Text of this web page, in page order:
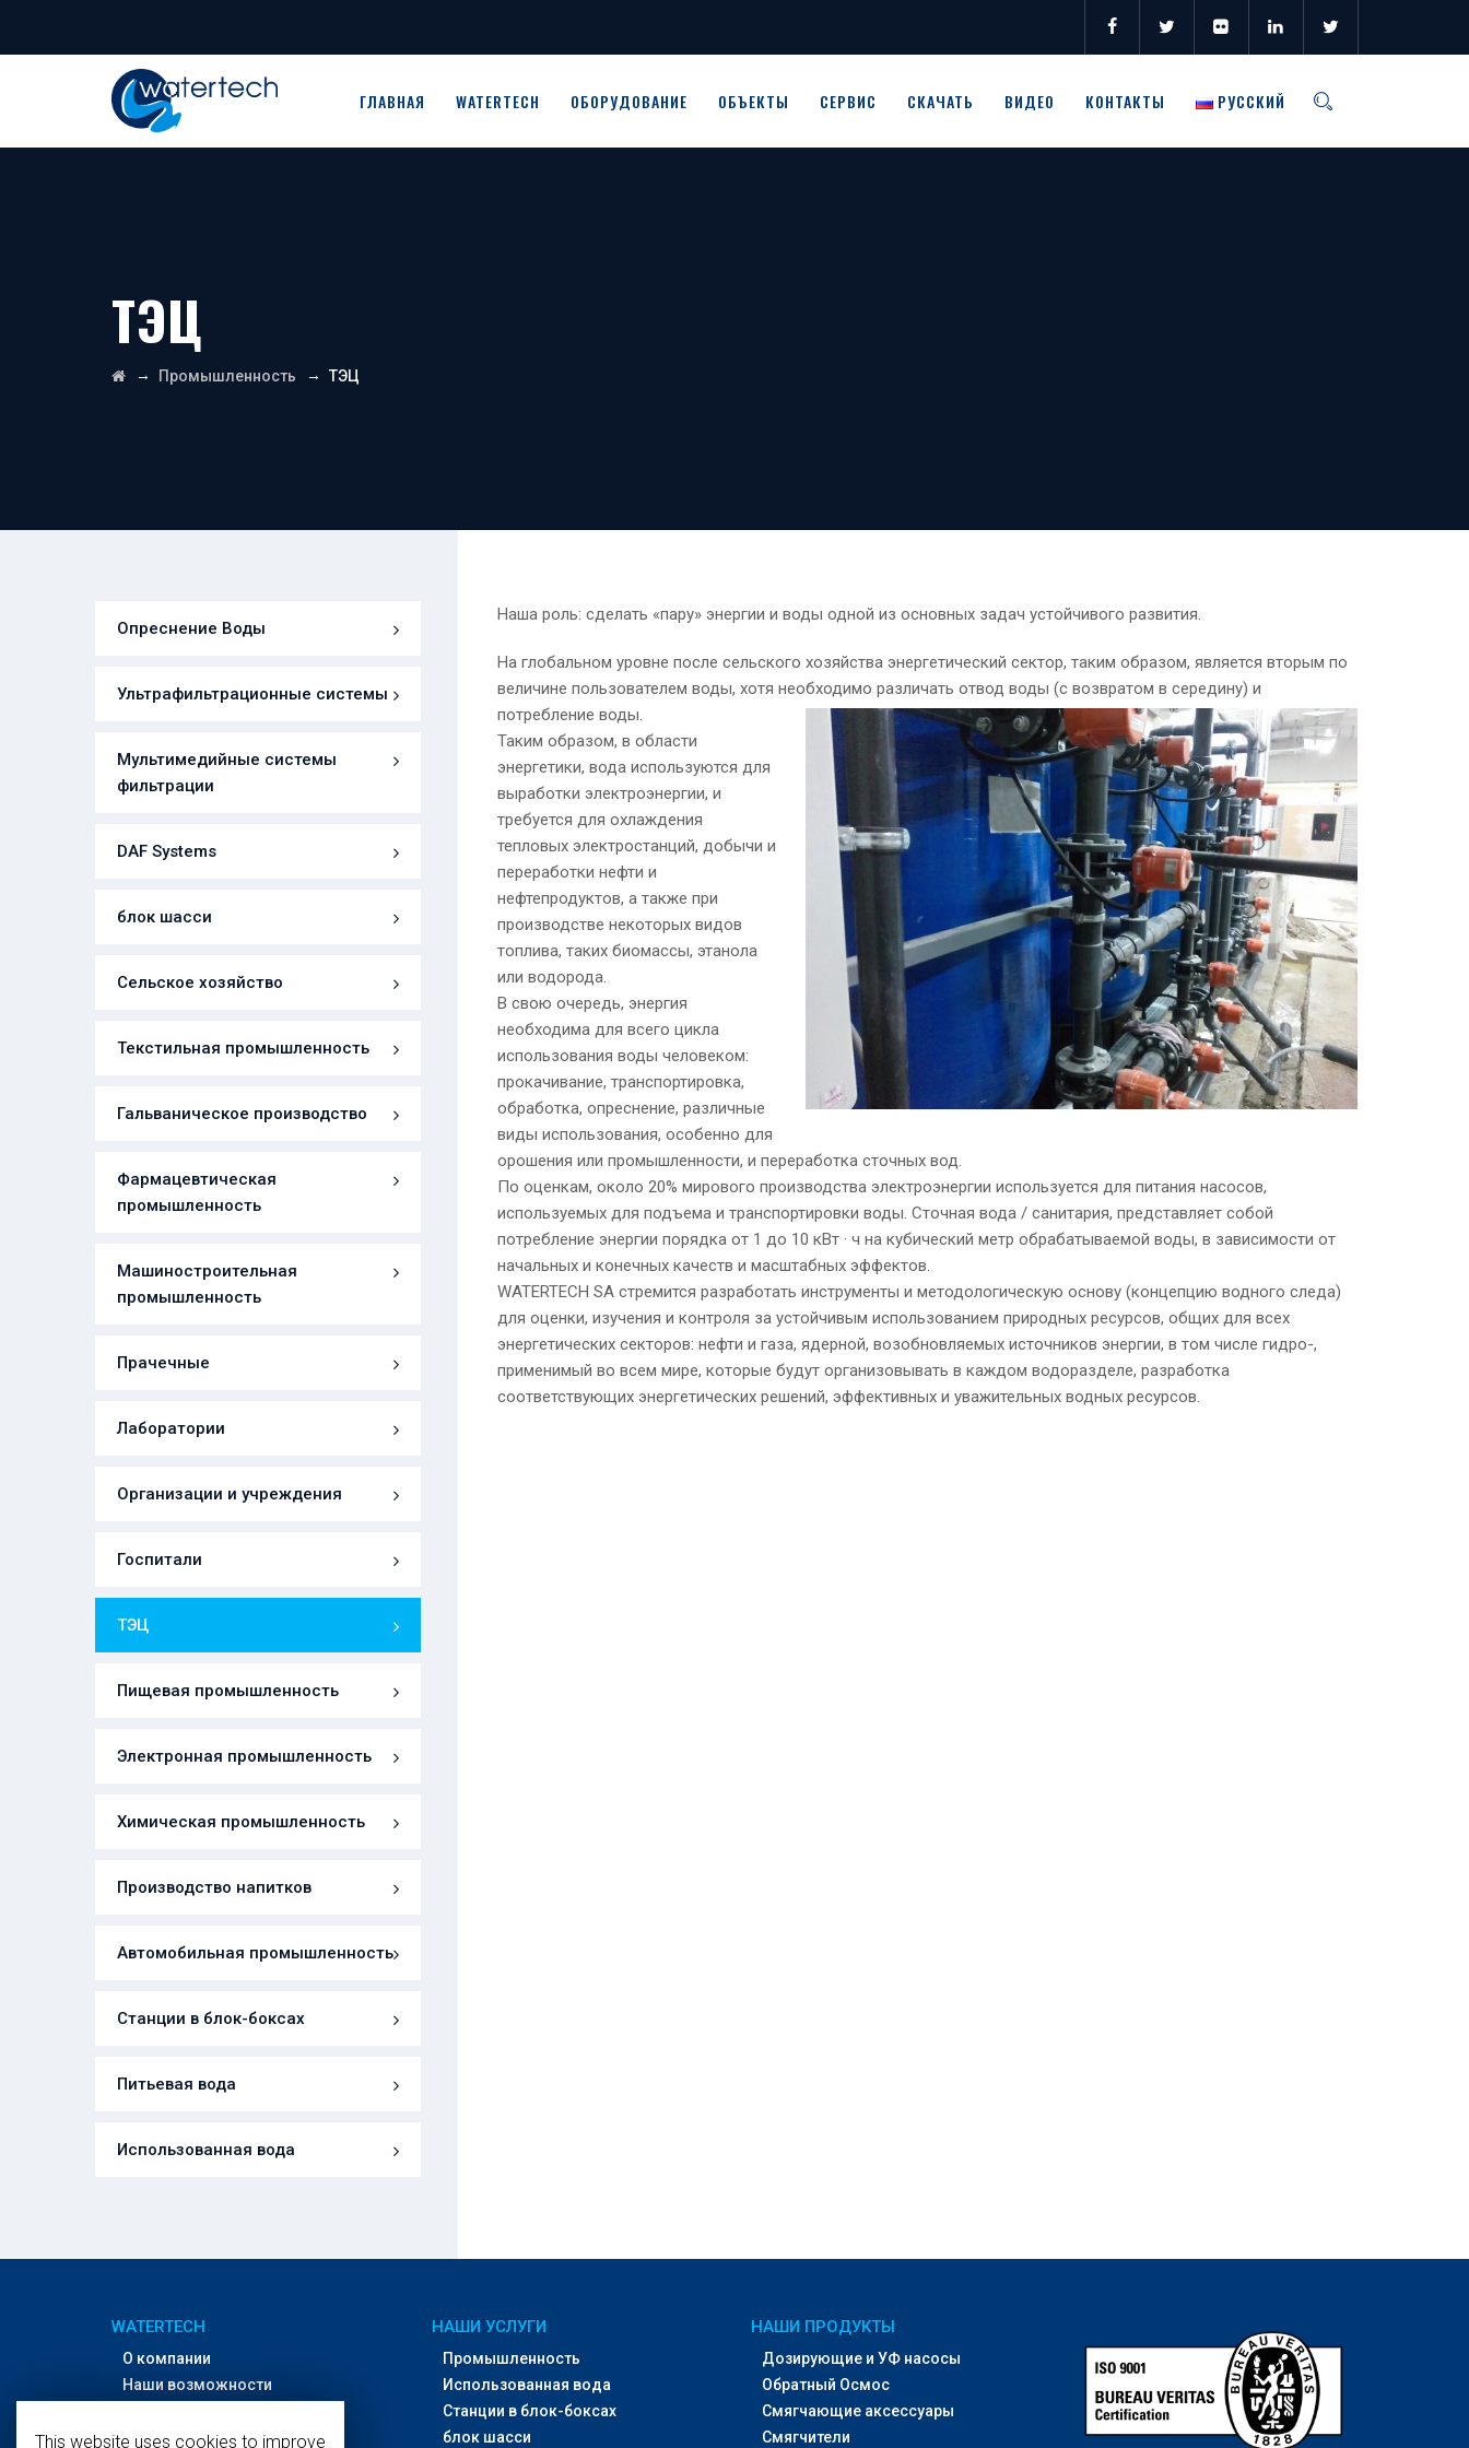
ГЛАВНАЯ WATERTECH ОБОРУДОВАНИЕ ОБЪЕКТЫ СЕРВИС СКАЧАТЬ ВИДЕО КОНТАКТЫ РУССКИЙ
ТЭЦ
→ Промышленность → ТЭЦ
Наша роль: сделать «пару» энергии и воды одной из основных задач устойчивого развития.
На глобальном уровне после сельского хозяйства энергетический сектор, таким образом, является вторым по
величине пользователем воды, хотя необходимо различать отвод воды (с возвратом в середину) и
потребление воды.
Таким образом, в области
энергетики, вода используются для
выработки электроэнергии, и
требуется для охлаждения
тепловых электростанций, добычи и
переработки нефти и
нефтепродуктов, а также при
производстве некоторых видов
топлива, таких биомассы, этанола
или водорода.
В свою очередь, энергия
необходима для всего цикла
использования воды человеком:
прокачивание, транспортировка,
обработка, опреснение, различные
виды использования, особенно для
орошения или промышленности, и переработка сточных вод.
По оценкам, около 20% мирового производства электроэнергии используется для питания насосов,
используемых для подъема и транспортировки воды. Сточная вода / санитария, представляет собой
потребление энергии порядка от 1 до 10 кВт · ч на кубический метр обрабатываемой воды, в зависимости от
начальных и конечных качеств и масштабных эффектов.
WATERTECH SA стремится разработать инструменты и методологическую основу (концепцию водного следа)
для оценки, изучения и контроля за устойчивым использованием природных ресурсов, общих для всех
энергетических секторов: нефти и газа, ядерной, возобновляемых источников энергии, в том числе гидро-,
применимый во всем мире, которые будут организовывать в каждом водоразделе, разработка
соответствующих энергетических решений, эффективных и уважительных водных ресурсов.
Опреснение Воды
Ультрафильтрационные системы
Мультимедийные системы
фильтрации
DAF Systems
блок шасси
Сельское хозяйство
Текстильная промышленность
Гальваническое производство
Фармацевтическая
промышленность
Машиностроительная
промышленность
Прачечные
Лаборатории
Организации и учреждения
Госпитали
ТЭЦ
Пищевая промышленность
Электронная промышленность
Химическая промышленность
Производство напитков
Автомобильная промышленность
Станции в блок-боксах
Питьевая вода
Использованная вода
WATERTECH
О компании
Наши возможности
Контакты
НАШИ УСЛУГИ
Промышленность
Использованная вода
Станции в блок-боксах
блок шасси
НАШИ ПРОДУКТЫ
Дозирующие и УФ насосы
Обратный Осмос
Смягчающие аксессуары
Смягчители
This website uses cookies to improve